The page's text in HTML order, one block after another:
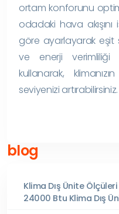
ortam konforunu
odadaki hava
göre ayarlayarak eşit
ve enerji verimliliği
kullanarak,
seviyenizi artırabilirsiniz.
blog
Klima Dış Ünite
24000 Btu Klima Dış